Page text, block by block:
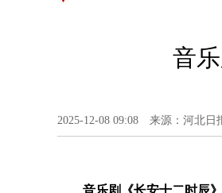
音
2025-12-08 09:08 来源：河北日
音乐剧《长安十二时辰